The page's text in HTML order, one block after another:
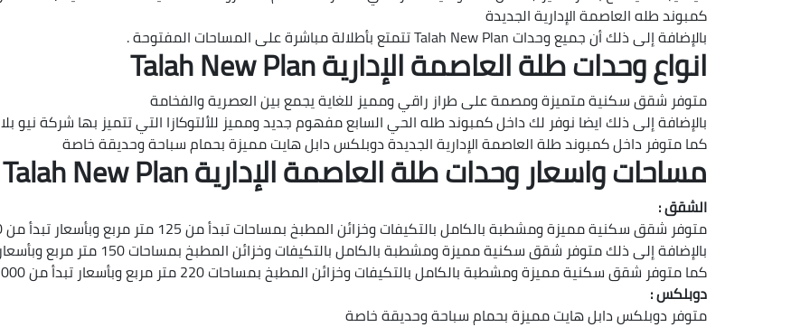
كمبوند طله العاصمة الإدارية الجديدة
بالإضافة إلى ذلك أن جميع وحدات Talah New Plan تتمتع بأطلالة مباشرة على المساحات المفتوحة .
انواع وحدات طلة العاصمة الإدارية Talah New Plan
متوفر شقق سكنية متميزة ومصمة على طراز راقي ومميز للغاية يجمع بين العصرية والفخامة
بالإضافة إلى ذلك ايضا نوفر لك داخل كمبوند طله الحي السابع مفهوم جديد ومميز للألتوكازا التي تتميز بها شركة نيو
كما متوفر داخل كمبوند طلة العاصمة الإدارية الجديدة دوبلكس دابل هايت مميزة بحمام سباحة وحديقة خاصة
مساحات واسعار وحدات طلة العاصمة الإدارية Talah New Plan
الشقق :
متوفر شقق سكنية مميزة ومشطبة بالكامل بالتكيفات وخزائن المطبخ بمساحات تبدأ من 125 متر مربع وبأسعار تبدأ من 2,200,000 جنية مصري
بالإضافة إلى ذلك متوفر شقق سكنية مميزة ومشطبة بالكامل بالتكيفات وخزائن المطبخ بمساحات 150 متر مربع وبأسعار تبدأ من 2,700,000 جنية مصري
كما متوفر شقق سكنية مميزة ومشطبة بالكامل بالتكيفات وخزائن المطبخ بمساحات 220 متر مربع وبأسعار تبدأ من 3,850,000 جنية مصري
دوبلكس :
متوفر دوبلكس دابل هايت مميزة بحمام سباحة وحديقة خاصة